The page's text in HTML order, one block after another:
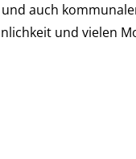
auch
und vielen